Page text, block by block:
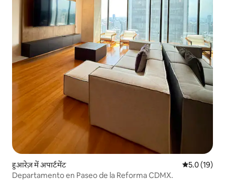
हुआरेज़ में अपार्टमेंट औसत रेटिंग 5
5.0 (19)
Departamento en Paseo de la Reforma CDMX.